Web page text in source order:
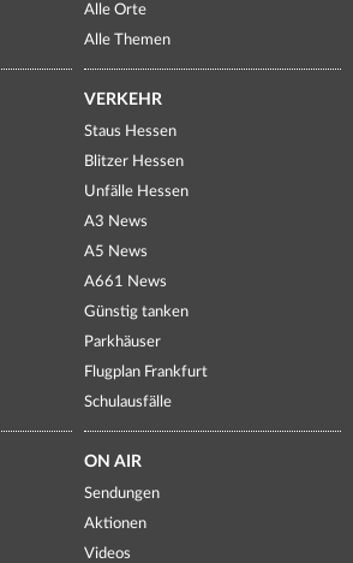
Alle Orte
Alle Themen
VERKEHR
Staus Hessen
Blitzer Hessen
Unfälle Hessen
A3 News
A5 News
A661 News
Günstig tanken
Parkhäuser
Flugplan Frankfurt
Schulausfälle
ON AIR
Sendungen
Aktionen
Videos